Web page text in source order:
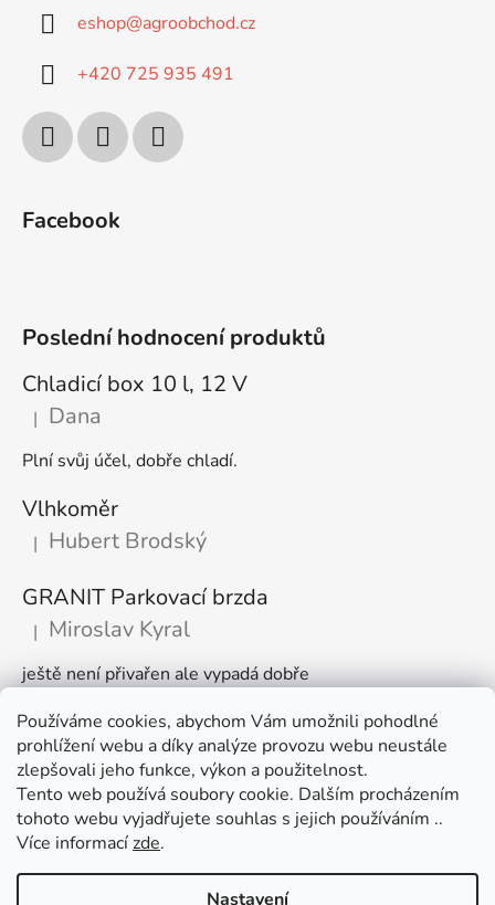
Používáme cookies, abychom Vám umožnili pohodlné
prohlížení webu a díky analýze provozu webu neustále
zlepšovali jeho funkce, výkon a použitelnost.
Tento web používá soubory cookie. Dalším procházením
tohoto webu vyjadřujete souhlas s jejich používáním ..
Více informacízde.
Nastavení
eshop@agroobchod.cz
+420 725 935 491
Facebook
Poslední hodnocení produktů
Chladicí box 10 l, 12 V
Hodnocení produktu je 5 z 5 hvězdiček.
| Dana
Plní svůj účel, dobře chladí.
Vlhkoměr
Hodnocení produktu je 5 z 5 hvězdiček.
| Hubert Brodský
GRANIT Parkovací brzda
Hodnocení produktu je 5 z 5 hvězdiček.
| Miroslav Kyral
ještě není přivařen ale vypadá dobře
Články
🌾 Prodlužujeme otevírací dobu na sezónu
Časté dotazy
Věrnostní program